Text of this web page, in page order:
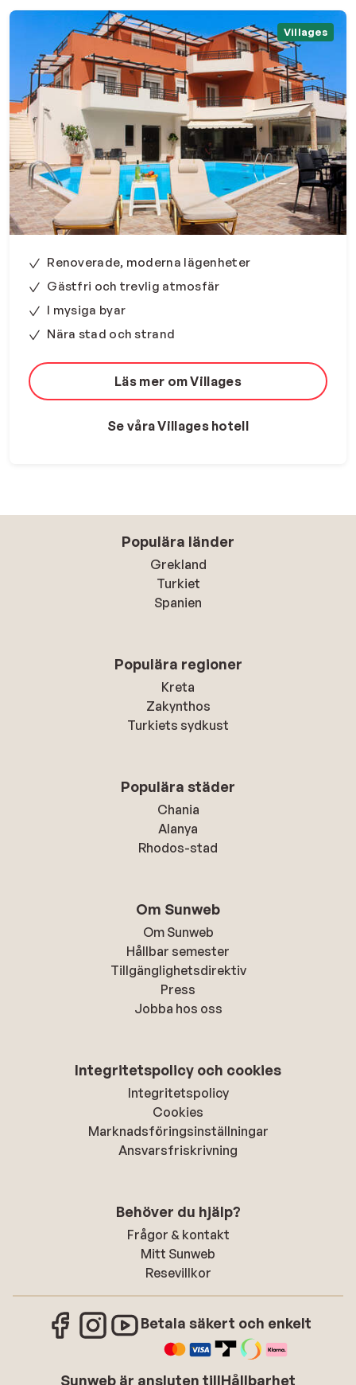
Villages
Renoverade, moderna lägenheter
Gästfri och trevlig atmosfär
I mysiga byar
Nära stad och strand
Läs mer om Villages
Se våra Villages hotell
Populära länder
Grekland
Turkiet
Spanien
Populära regioner
Kreta
Zakynthos
Turkiets sydkust
Populära städer
Chania
Alanya
Rhodos-stad
Om Sunweb
Om Sunweb
Hållbar semester
Tillgänglighetsdirektiv
Press
Jobba hos oss
Integritetspolicy och cookies
Integritetspolicy
Cookies
Marknadsföringsinställningar
Ansvarsfriskrivning
Behöver du hjälp?
Frågor & kontakt
Mitt Sunweb
Resevillkor
Betala säkert och enkelt
Sunweb är ansluten tillHållbarhet